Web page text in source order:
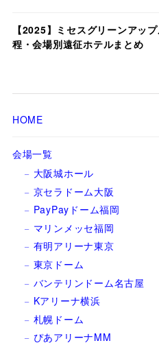
【2025】ミセスグリーンアッ
程・会場別遠征ホテルまとめ
HOME
会場一覧
大阪城ホール
京セラドーム大阪
PayPayドーム福岡
マリンメッセ福岡
有明アリーナ東京
東京ドーム
バンテリンドーム名古屋
Kアリーナ横浜
札幌ドーム
ぴあアリーナMM